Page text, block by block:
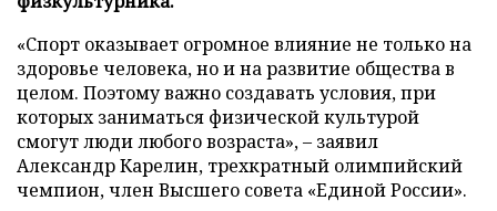
«Спорт оказывает огромное влияние не только на
здоровье человека, но и на развитие общества в
целом. Поэтому важно создавать условия, при
которых заниматься физической культурой
смогут люди любого возраста», – заявил
Александр Карелин, трехкратный олимпийский
чемпион, член Высшего совета «Единой России».